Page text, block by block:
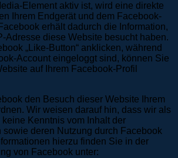
Element aktiv ist, wird eine direkte
Ihrem Endgerät und dem Facebook-
erhält dadurch die Information,
Adresse diese Website besucht haben.
„Like-Button“ anklicken, während
Account eingeloggt sind, können Sie
auf Ihrem Facebook-Profil
den Besuch dieser Website Ihrem
Wir weisen darauf hin, dass wir als
Kenntnis vom Inhalt der
sowie deren Nutzung durch Facebook
hierzu finden Sie in der
von Facebook unter: